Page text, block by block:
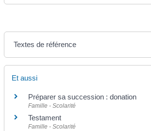
Textes de référence
Et aussi
Préparer sa succession : donation
Famille - Scolarité
Testament
Famille - Scolarité